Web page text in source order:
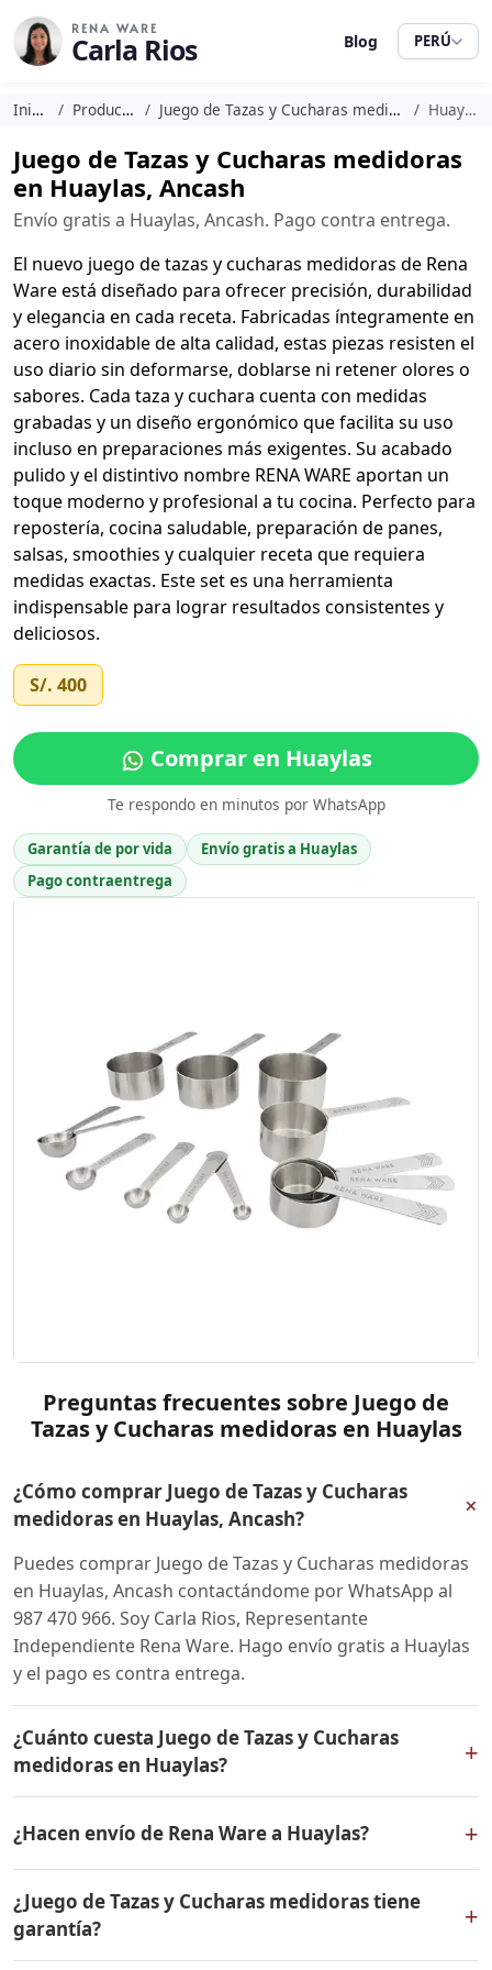
RENA WARE
Carla Rios Blog PERÚ
Inicio Productos Juego de Tazas y Cucharas medidoras Huaylas
Juego de Tazas y Cucharas medidoras
en Huaylas, Ancash
Envío gratis a Huaylas, Ancash. Pago contra entrega.
El nuevo juego de tazas y cucharas medidoras de Rena
Ware está diseñado para ofrecer precisión, durabilidad
y elegancia en cada receta. Fabricadas íntegramente en
acero inoxidable de alta calidad, estas piezas resisten el
uso diario sin deformarse, doblarse ni retener olores o
sabores. Cada taza y cuchara cuenta con medidas
grabadas y un diseño ergonómico que facilita su uso
incluso en preparaciones más exigentes. Su acabado
pulido y el distintivo nombre RENA WARE aportan un
toque moderno y profesional a tu cocina. Perfecto para
repostería, cocina saludable, preparación de panes,
salsas, smoothies y cualquier receta que requiera
medidas exactas. Este set es una herramienta
indispensable para lograr resultados consistentes y
deliciosos.
S/. 400
Comprar en Huaylas
Te respondo en minutos por WhatsApp
Garantía de por vida
Envío gratis a Huaylas
Pago contraentrega
Preguntas frecuentes sobre Juego de
Tazas y Cucharas medidoras en Huaylas
¿Cómo comprar Juego de Tazas y Cucharas
medidoras en Huaylas, Ancash?
+
Puedes comprar Juego de Tazas y Cucharas medidoras
en Huaylas, Ancash contactándome por WhatsApp al
987 470 966. Soy Carla Rios, Representante
Independiente Rena Ware. Hago envío gratis a Huaylas
y el pago es contra entrega.
¿Cuánto cuesta Juego de Tazas y Cucharas
medidoras en Huaylas?
+
mismo en todo el Perú. Contáctame por WhatsApp para
conocer el precio actual, promociones disponibles y
facilidades de pago en cuotas desde el 10% de inicial.
¿Hacen envío de Rena Ware a Huaylas? +
medidoras a Huaylas, Ancash y a todo el Perú. El pago
es contra entrega.
¿Juego de Tazas y Cucharas medidoras tiene
garantía?
+